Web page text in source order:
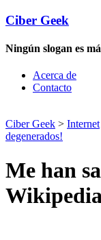
Ciber Geek
Ningún slogan es
Acerca de
Contacto
Ciber Geek > Internet
degenerados!
Me han